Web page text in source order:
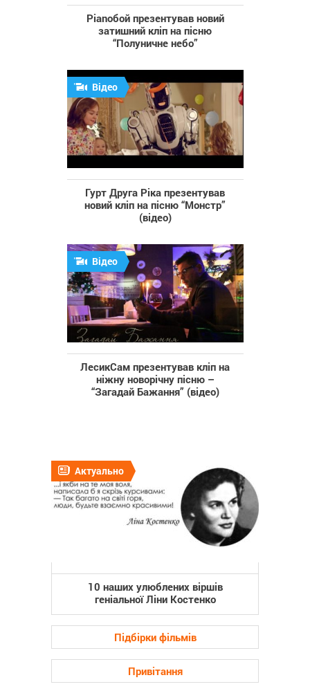
Pianoбой презентував новий
затишний кліп на пісню
“Полуничне небо”
Відео
Гурт Друга Ріка презентував
новий кліп на пісню “Монстр”
(відео)
Відео
ЛесикСам презентував кліп на
ніжну новорічну пісню –
“Загадай Бажання” (відео)
Актуально
10 наших улюблених віршів
геніальної Ліни Костенко
Підбірки фільмів
Привітання